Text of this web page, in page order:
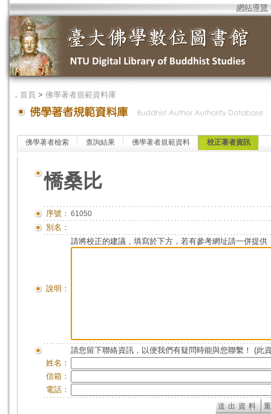
網站導覽
． 首頁 > 佛學著者規範資料庫
佛學著者檢索 查詢結果 佛學著者規範資料 校正著者資訊
憍桑比
序號： 61050
別名：
說明：
請將校正的建議，填寫於下方，若有參考網址請一併提供
請您留下聯絡資訊，以便我們有疑問時能與您聯繫！ (此
姓名：
信箱：
電話：